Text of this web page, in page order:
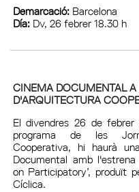
Demarcació: Barcelona
Día: Dv, 26 febrer 18.30 h
CINEMA DOCUMENTAL A
D'ARQUITECTURA
El divendres 26 de
programa de les
Cooperativa, hi haurà
Documental amb
on Participatory’, produït
Cíclica.